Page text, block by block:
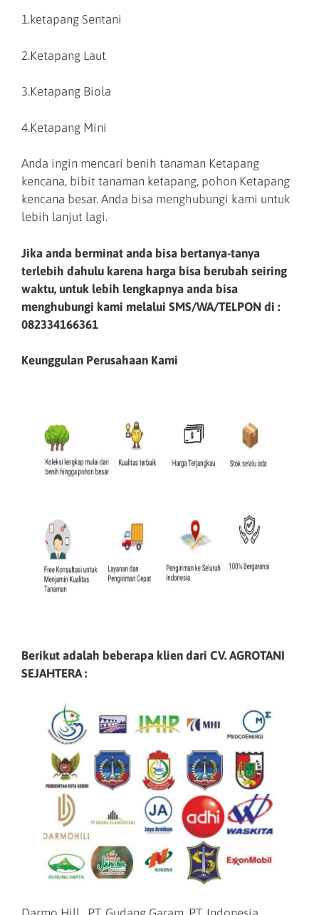
1.ketapang Sentani
2.Ketapang Laut
3.Ketapang Biola
4.Ketapang Mini
Anda ingin mencari benih tanaman Ketapang
kencana, bibit tanaman ketapang, pohon Ketapang
kencana besar. Anda bisa menghubungi kami untuk
lebih lanjut lagi.
Jika anda berminat anda bisa bertanya-tanya
terlebih dahulu karena harga bisa berubah seiring
waktu, untuk lebih lengkapnya anda bisa
menghubungi kami melalui SMS/WA/TELPON di :
082334166361
Keunggulan Perusahaan Kami
Berikut adalah beberapa klien dari CV. AGROTANI
SEJAHTERA :